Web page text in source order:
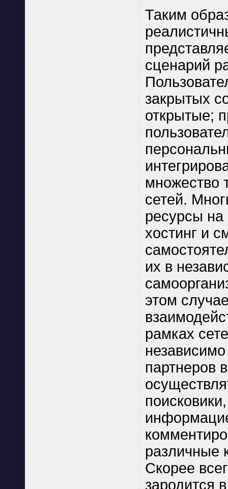
Таким
сценарий
закрытых
открытые;
множество
сетей.
ресурсы на
хостинг и
их в
этом
рамках
партнеров
различные
Скорее
зародится